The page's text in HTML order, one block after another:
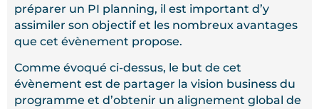
préparer un PI planning, il est important d’y
assimiler son objectif et les nombreux avantages
que cet évènement propose.
Comme évoqué ci-dessus, le but de cet
évènement est de partager la vision business du
programme et d’obtenir un alignement global de